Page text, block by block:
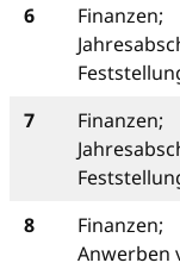
6
Finanzen;
7
Finanzen;
8
Finanzen;
Anwerben